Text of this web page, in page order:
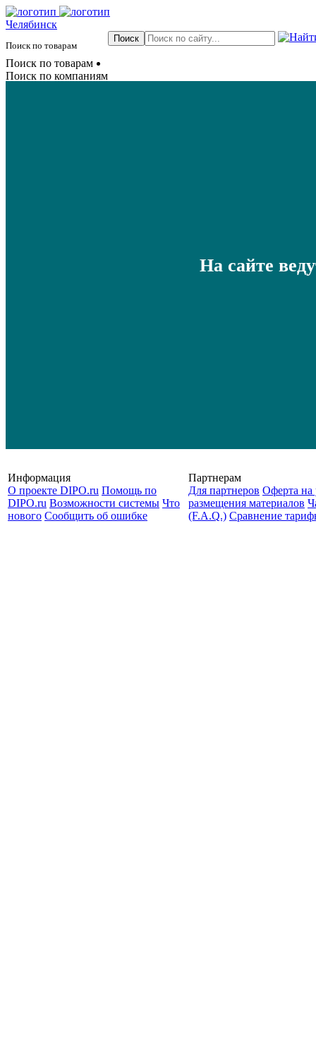
Челябинск
Поиск по товарам
Поиск по товарам
Поиск по компаниям
На сайте
Информация
О проекте DIPO.ru Помощь по
DIPO.ru Возможности системы Что
нового Сообщить об ошибке
Партнерам
Для партнеров Оферта на
размещения материалов
(F.A.Q.) Cравнение